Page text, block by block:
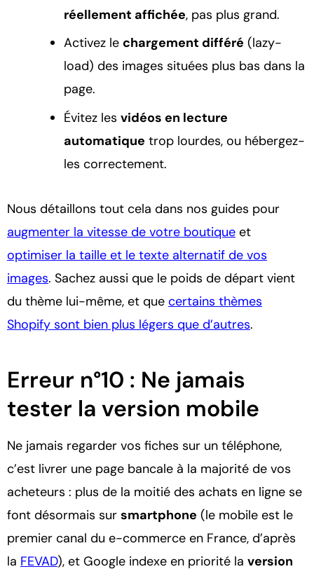
réellement affichée, pas plus grand.
Activez le chargement différé (lazy-
load) des images situées plus bas dans la
page.
Évitez les vidéos en lecture
automatique trop lourdes, ou hébergez-
les correctement.
Nous détaillons tout cela dans nos guides pour
augmenter la vitesse de votre boutique et
optimiser la taille et le texte alternatif de vos
images. Sachez aussi que le poids de départ vient
du thème lui-même, et que certains thèmes
Shopify sont bien plus légers que d’autres.
Erreur n°10 : Ne jamais
tester la version mobile
Ne jamais regarder vos fiches sur un téléphone,
c’est livrer une page bancale à la majorité de vos
acheteurs : plus de la moitié des achats en ligne se
font désormais sur smartphone (le mobile est le
premier canal du e-commerce en France, d’après
la FEVAD), et Google indexe en priorité la version